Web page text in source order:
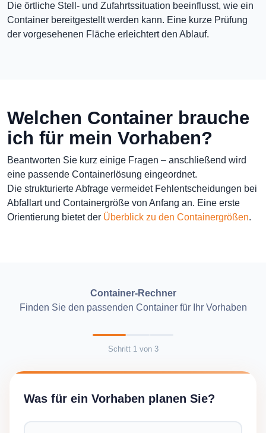
Die örtliche Stell- und Zufahrtssituation beeinflusst, wie ein
Container bereitgestellt werden kann. Eine kurze Prüfung
der vorgesehenen Fläche erleichtert den Ablauf.
Welchen Container brauche
ich für mein Vorhaben?
Beantworten Sie kurz einige Fragen – anschließend wird
eine passende Containerlösung eingeordnet.
Die strukturierte Abfrage vermeidet Fehlentscheidungen bei
Abfallart und Containergröße von Anfang an. Eine erste
Orientierung bietet der Überblick zu den Containergrößen.
Container-Rechner
Finden Sie den passenden Container für Ihr Vorhaben
Schritt 1von 3
Was für ein Vorhaben planen Sie?